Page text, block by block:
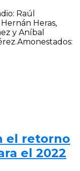
Raúl
Heras,
y Aníbal
el retorno
el 2022